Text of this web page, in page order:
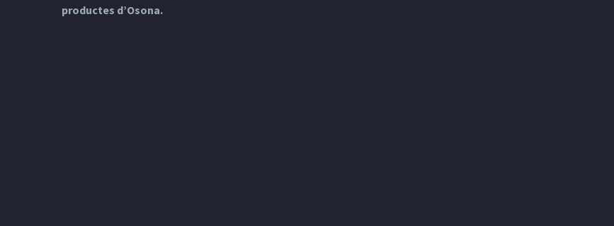
productes d’Osona.